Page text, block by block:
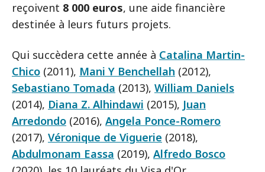
reçoivent 8 000 euros, une aide financière
destinée à leurs futurs projets.
Qui succèdera cette année à Catalina Martin-
Chico (2011), Mani Y Benchellah (2012),
Sebastiano Tomada (2013), William Daniels
(2014), Diana Z. Alhindawi (2015), Juan
Arredondo (2016), Angela Ponce-Romero
(2017), Véronique de Viguerie (2018),
Abdulmonam Eassa (2019), Alfredo Bosco